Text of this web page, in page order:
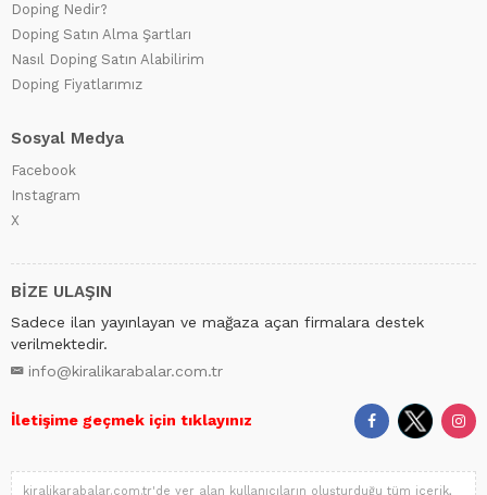
Doping Nedir?
Doping Satın Alma Şartları
Nasıl Doping Satın Alabilirim
Doping Fiyatlarımız
Sosyal Medya
Facebook
Instagram
X
BİZE ULAŞIN
Sadece ilan yayınlayan ve mağaza açan firmalara destek
verilmektedir.
info@kiralikarabalar.com.tr
İletişime geçmek için tıklayınız
kiralikarabalar.com.tr'de yer alan kullanıcıların oluşturduğu tüm içerik,